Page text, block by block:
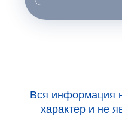
Вся информация
характер и не